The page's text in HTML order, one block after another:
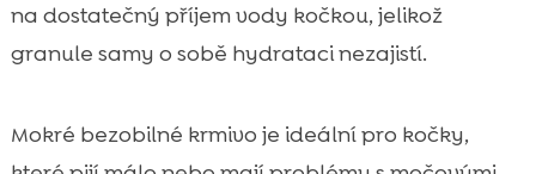
na dostatečný příjem vody kočkou, jelikož
granule samy o sobě hydrataci nezajistí.
Mokré bezobilné krmivo je ideální pro kočky,